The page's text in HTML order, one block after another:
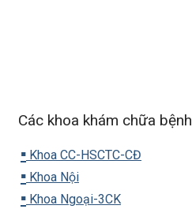
Các khoa khám chữa bệnh
▪️ Khoa CC-HSCTC-CĐ
▪️ Khoa Nội
▪️ Khoa Ngoại-3CK